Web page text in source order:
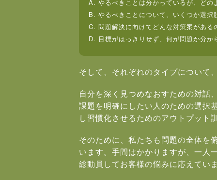
A. やるべきことは分かっているが、どの
B. やるべきことについて、いくつか選択
C. 問題解決に向けてどんな対策案がある
D. 目標がはっきりせず、何が問題か分か
そして、それぞれのタイプについて
自分を深く見つめなおすための対話
課題を明確にしたい人のための選択
し習慣化させるためのアウトプット
そのために、私たちも問題の全体を
います。手間はかかりますが、一人
総動員してお客様の悩みに応えてい